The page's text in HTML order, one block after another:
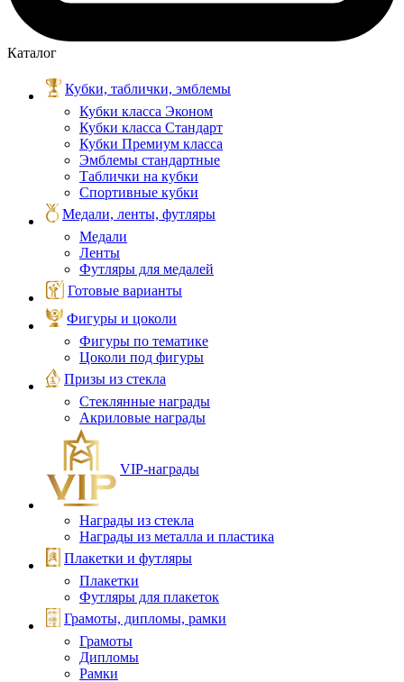
Каталог
Кубки, таблички, эмблемы
Кубки класса Эконом
Кубки класса Стандарт
Кубки Премиум класса
Эмблемы стандартные
Таблички на кубки
Спортивные кубки
Медали, ленты, футляры
Медали
Ленты
Футляры для медалей
Готовые варианты
Фигуры и цоколи
Фигуры по тематике
Цоколи под фигуры
Призы из стекла
Стеклянные награды
Акриловые награды
VIP‑награды
Награды из стекла
Награды из металла и пластика
Плакетки и футляры
Плакетки
Футляры для плакеток
Грамоты, дипломы, рамки
Грамоты
Дипломы
Рамки